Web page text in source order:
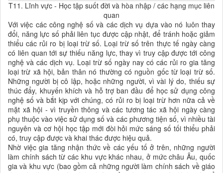
T11. Lĩnh vực - Học tập suốt đời và hòa nhập / các hạng mục liên
quan
Với việc các công nghệ số và các dịch vụ dựa vào nó luôn thay
đổi, năng lực số phải liên tục được cập nhật, để tránh hoặc giảm
thiểu các rủi ro bị loại trừ số. Loại trừ số trên thực tế ngày càng
có liên quan tới sự thiếu năng lực, thay vì truy cập được tới công
nghệ và các dịch vụ. Loại trừ số ngày nay có các rủi ro gia tăng
loại trừ xã hội, bản thân nó thường có nguồn gốc từ loại trừ số.
Những người bị cô lập, hoặc những người, vì vài lý do, thiếu sự
thúc đẩy, khuyến khích và hỗ trợ ban đầu để học sử dụng công
nghệ số và bắt kịp với chúng, có rủi ro bị loại trừ hơn nữa cả về
mặt xã hội - vì truyền thông và các tương tác xã hội ngày càng
phụ thuộc vào việc sử dụng số và các phương tiện số, vì nhiều tài
nguyên và cơ hội học tập mới đòi hỏi mức sáng số tối thiểu phải
có, truy cập được và khai thác được hiệu quả.
Nhờ việc gia tăng nhận thức về các yếu tố ở trên, những người
làm chính sách từ các khu vực khác nhau, ở mức châu Âu, quốc
gia và khu vực (bao gồm cả những người làm chính sách về giáo